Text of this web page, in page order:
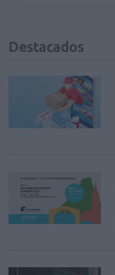
Destacados